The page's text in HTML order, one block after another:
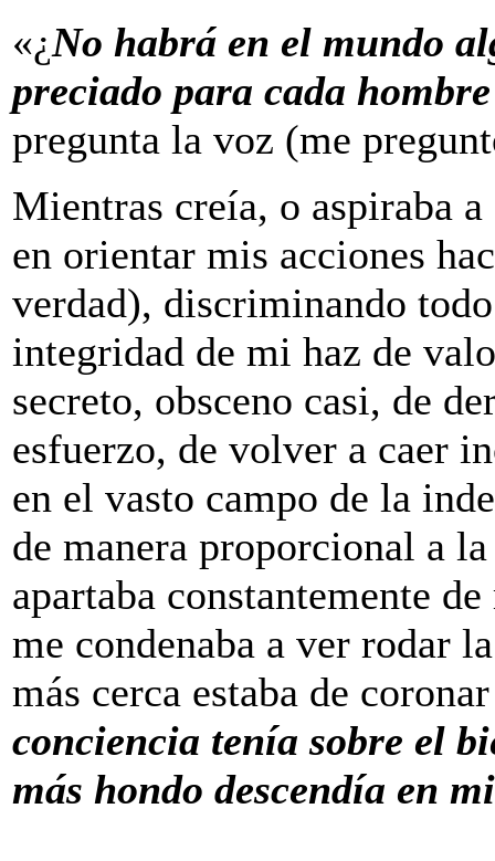
«¿No habrá en el mundo
preciado para cada
pregunta la voz (me
Mientras creía, o aspiraba
en orientar mis acciones
verdad), discrimina­ndo
integridad de mi haz de
secreto, obsceno casi, de
esfuerzo, de volver a caer
en el vasto campo de la
de manera proporcional a
apartaba constantemente
me condenaba a ver rodar
más cerca estaba de
conciencia tenía sobre el
más hondo descendía en